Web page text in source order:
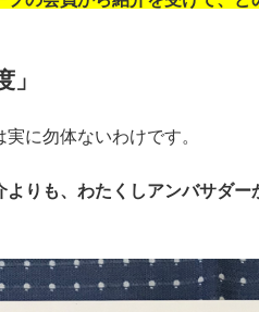
」
に勿体ないわけです。
よりも、わたくしアンバサダ